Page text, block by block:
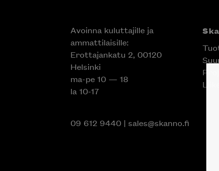
Avoinna kuluttajille ja
ammattilaisille:
Erottajankatu 2, 00120
Helsinki
ma-pe 10 — 18
la 10-17
09 612 9440| sales@skanno.fi